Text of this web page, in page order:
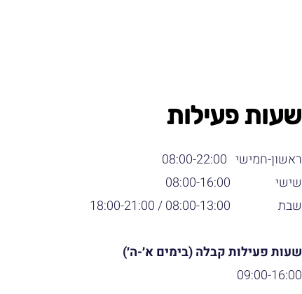
שעות פעילות
ראשון-חמישי 08:00-22:00
שישי 08:00-16:00
שבת 08:00-13:00 /
שעות פעילות קבלה (בימים א׳-ה׳)
09:00-16:00